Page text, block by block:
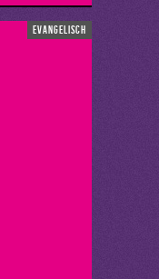
evangelisch